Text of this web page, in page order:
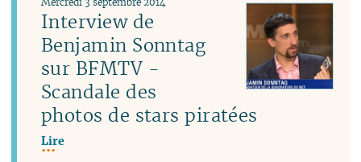
Interview de
Benjamin Sonntag
sur BFMTV -
Scandale des
photos de stars piratées
Lire